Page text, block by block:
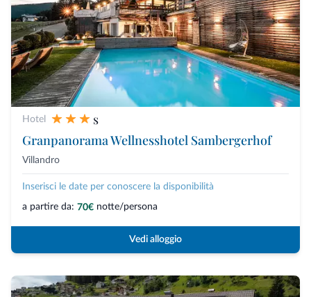
Hotel
s
Granpanorama Wellnesshotel Sambergerhof
Villandro
Inserisci le date per conoscere la disponibilità
a partire da: 70€ notte/persona
Vedi alloggio